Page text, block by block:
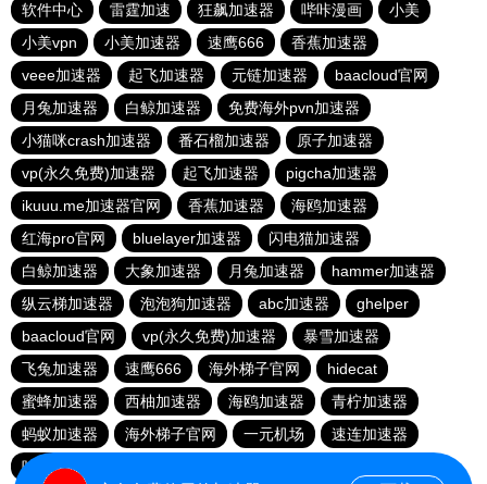
软件中心
雷霆加速 狂飙加速器 哔咔漫画
小美
小美vpn
小美加速器 速鹰666
香蕉加速器
veee加速器
起飞加速器 元链加速器
baacloud官网
月兔加速器
白鲸加速器
免费海外pvn加速器
小猫咪crash加速器
番石榴加速器
原子加速器
vp(永久免费)加速器
起飞加速器
pigcha加速器
ikuuu.me加速器官网
香蕉加速器
海鸥加速器
红海pro官网
bluelayer加速器
闪电猫加速器
白鲸加速器
大象加速器 月兔加速器
hammer加速器
纵云梯加速器
泡泡狗加速器 abc加速器
ghelper
baacloud官网
vp(永久免费)加速器
暴雪加速器
飞兔加速器
速鹰666 海外梯子官网
hidecat
蜜蜂加速器
西柚加速器 海鸥加速器
青柠加速器
蚂蚁加速器
海外梯子官网 一元机场
速连加速器
哇哇加速器